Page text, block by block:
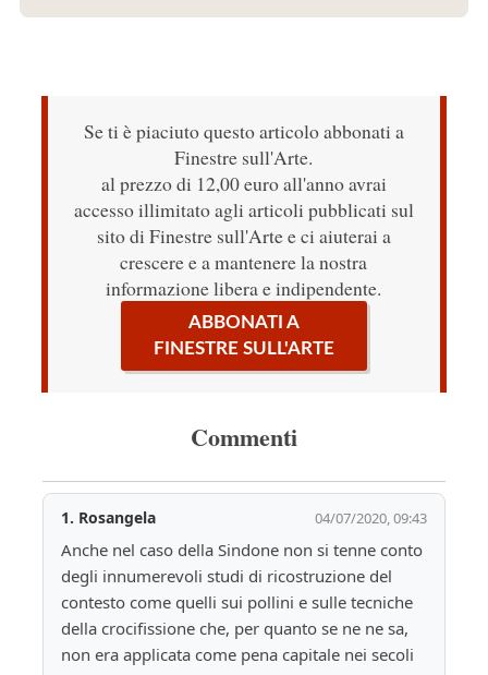
Se ti è piaciuto questo articolo abbonati a
Finestre sull'Arte.
al prezzo di 12,00 euro all'anno avrai
accesso illimitato agli articoli pubblicati sul
sito di Finestre sull'Arte e ci aiuterai a
crescere e a mantenere la nostra
informazione libera e indipendente.
ABBONATI A
FINESTRE SULL'ARTE
Commenti
1. Rosangela 04/07/2020, 09:43
Anche nel caso della Sindone non si tenne conto
degli innumerevoli studi di ricostruzione del
contesto come quelli sui pollini e sulle tecniche
della crocifissione che, per quanto se ne ne sa,
non era applicata come pena capitale nei secoli